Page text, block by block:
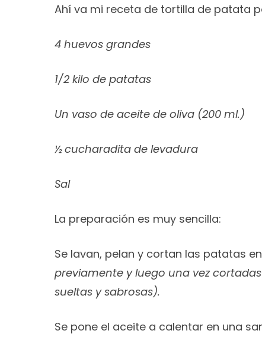
Ahí va mi receta de tortilla de patata
4 huevos grandes
1/2 kilo de patatas
Un vaso de aceite de oliva (200 ml.)
½ cucharadita de levadura
Sal
La preparación es muy sencilla:
Se lavan, pelan y cortan las patatas
previamente y luego una vez
sueltas y sabrosas).
Se pone el aceite a calentar en una